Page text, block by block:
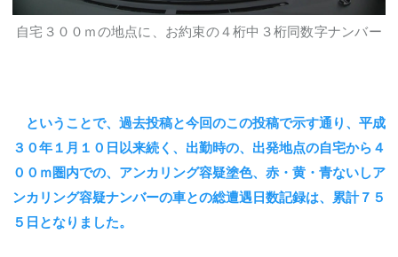
自宅３００ｍの地点に、お約束の４桁中３桁同数字ナンバー
ということで、過去投稿と今回のこの投稿で示す通り、平成
３０年１月１０日以来続く、出勤時の、出発地点の自宅から４
００ｍ圏内での、アンカリング容疑塗色、赤・黄・青ないしア
ンカリング容疑ナンバーの車との総遭遇日数記録は、累計７５
５日となりました。